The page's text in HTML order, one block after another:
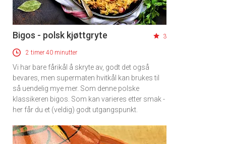
Bigos - polsk kjøttgryte 3
2 timer 40 minutter
Vi har bare fårikål å skryte av, godt det også
bevares, men supermaten hvitkål kan brukes til
så uendelig mye mer. Som denne polske
klassikeren bigos. Som kan varieres etter smak -
her får du et (veldig) godt utgangspunkt.